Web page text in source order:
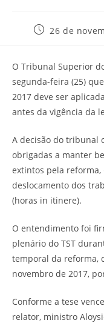
26 de
O Tribunal Superior
segunda-feira (25)
2017 deve ser
antes da vigência da
A decisão do tribunal
obrigadas a manter
extintos pela reforma,
deslocamento dos
(horas in itinere).
O entendimento foi
plenário do TST
temporal da reforma,
novembro de 2017,
Conforme a tese
relator, ministro